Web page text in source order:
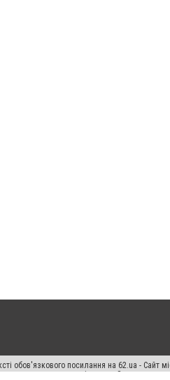
обов'язкового посилання на 62.ua -
прав переслідується Законом.